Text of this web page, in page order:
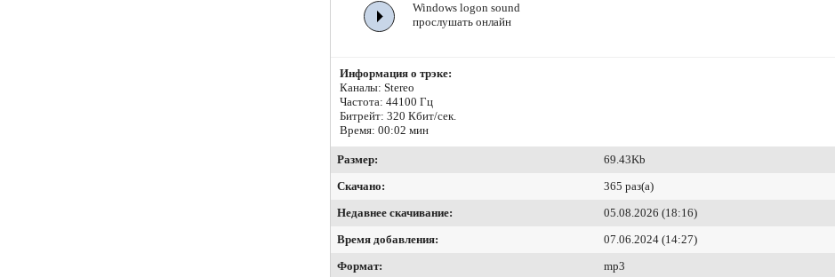
Windows logon sound
прослушать онлайн
Информация о трэке:
Каналы: Stereo
Частота: 44100 Гц
Битрейт: 320 Кбит/сек.
Время: 00:02 мин
Размер:
69.43Kb
Скачано:
365 раз(а)
Недавнее скачивание:
05.08.2026 (18:16)
Время добавления:
07.06.2024 (14:27)
Формат:
mp3